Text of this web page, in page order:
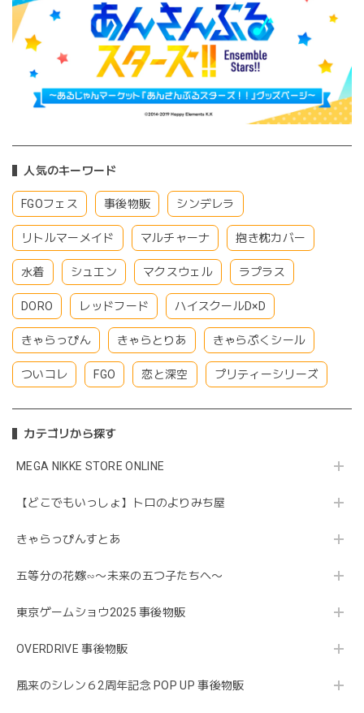
人気のキーワード
FGOフェス 事後物販 シンデレラ
リトルマーメイド マルチャーナ 抱き枕カバー
水着 シュエン マクスウェル ラプラス
DORO レッドフード ハイスクールD×D
きゃらっぴん きゃらとりあ きゃらぷくシール
ついコレ FGO 恋と深空 プリティーシリーズ
カテゴリから探す
MEGA NIKKE STORE ONLINE
【どこでもいっしょ】トロのよりみち屋
きゃらっぴんすとあ
五等分の花嫁∽〜未来の五つ子たちへ〜
東京ゲームショウ2025 事後物販
OVERDRIVE 事後物販
風来のシレン６2周年記念 POP UP 事後物販